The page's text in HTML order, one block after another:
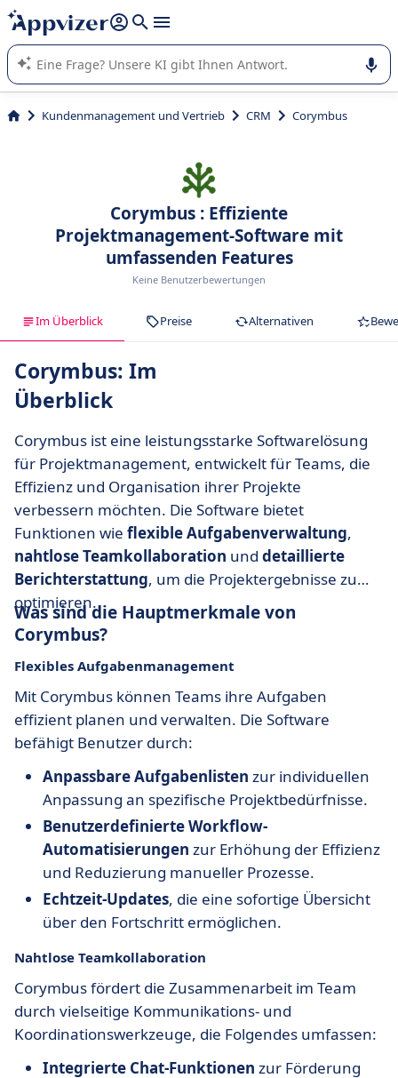
beantworten (mehrere Zeilen mit
Die KI von Appvizer führt Sie bei der Nutzung oder Auswahl
von SaaS-Software in Unternehmen.
Kundenmanagement und Vertrieb CRM Corymbus
Corymbus : Effiziente
Projektmanagement-Software mit
umfassenden Features
Keine Benutzerbewertungen
Im Überblick Preise Alternativen
Corymbus: Im
Überblick
Corymbus ist eine leistungsstarke Softwarelösung
für Projektmanagement, entwickelt für Teams, die
Effizienz und Organisation ihrer Projekte
verbessern möchten. Die Software bietet
Funktionen wie flexible Aufgabenverwaltung,
nahtlose Teamkollaboration und detaillierte
Berichterstattung, um die Projektergebnisse zu
optimieren.
Was sind die Hauptmerkmale von
Corymbus?
Flexibles Aufgabenmanagement
Mit Corymbus können Teams ihre Aufgaben
effizient planen und verwalten. Die Software
befähigt Benutzer durch:
Anpassbare Aufgabenlisten zur individuellen
Anpassung an spezifische Projektbedürfnisse.
Benutzerdefinierte Workflow-
Automatisierungen zur Erhöhung der Effizienz
und Reduzierung manueller Prozesse.
Echtzeit-Updates, die eine sofortige Übersicht
über den Fortschritt ermöglichen.
Nahtlose Teamkollaboration
Corymbus fördert die Zusammenarbeit im Team
durch vielseitige Kommunikations- und
Koordinationswerkzeuge, die Folgendes umfassen:
Integrierte Chat-Funktionen zur Förderung